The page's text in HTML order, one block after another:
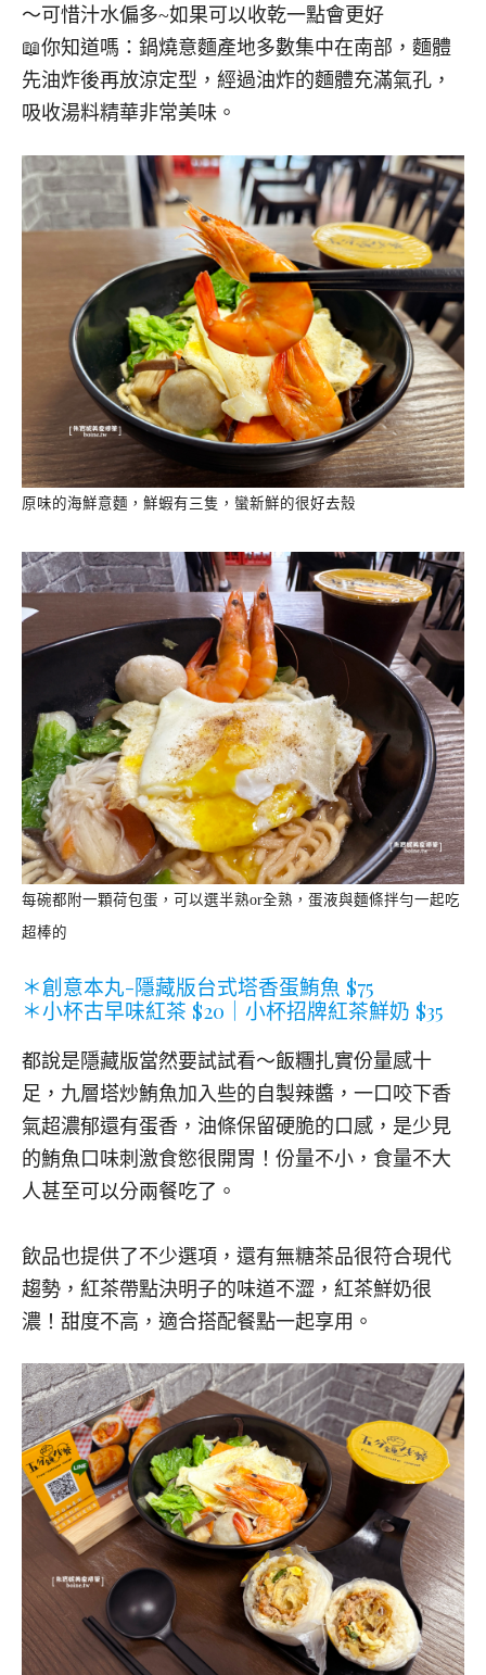
～可惜汁水偏多~如果可以收乾一點會更好
📖你知道嗎：鍋燒意麵產地多數集中在南部，麵體
先油炸後再放涼定型，經過油炸的麵體充滿氣孔，
吸收湯料精華非常美味。
原味的海鮮意麵，鮮蝦有三隻，蠻新鮮的很好去殼
每碗都附一顆荷包蛋，可以選半熟or全熟，蛋液與麵條拌勻一起吃
超棒的
＊創意本丸-隱藏版台式塔香蛋鮪魚 $75
＊小杯古早味紅茶 $20｜小杯招牌紅茶鮮奶 $35
都說是隱藏版當然要試試看～飯糰扎實份量感十
足，九層塔炒鮪魚加入些的自製辣醬，一口咬下香
氣超濃郁還有蛋香，油條保留硬脆的口感，是少見
的鮪魚口味刺激食慾很開胃！份量不小，食量不大
人甚至可以分兩餐吃了。
飲品也提供了不少選項，還有無糖茶品很符合現代
趨勢，紅茶帶點決明子的味道不澀，紅茶鮮奶很
濃！甜度不高，適合搭配餐點一起享用。